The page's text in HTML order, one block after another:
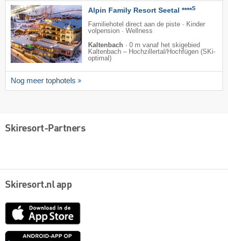
Alpin Family Resort Seetal ****S
Familiehotel direct aan de piste · Kinder
volpension · Wellness
Kaltenbach · 0 m vanaf het skigebied
Kaltenbach – Hochzillertal/​Hochfügen (SKi-
optimal)
Nog meer tophotels
Skiresort-Partners
Skiresort.nl app
App
Google